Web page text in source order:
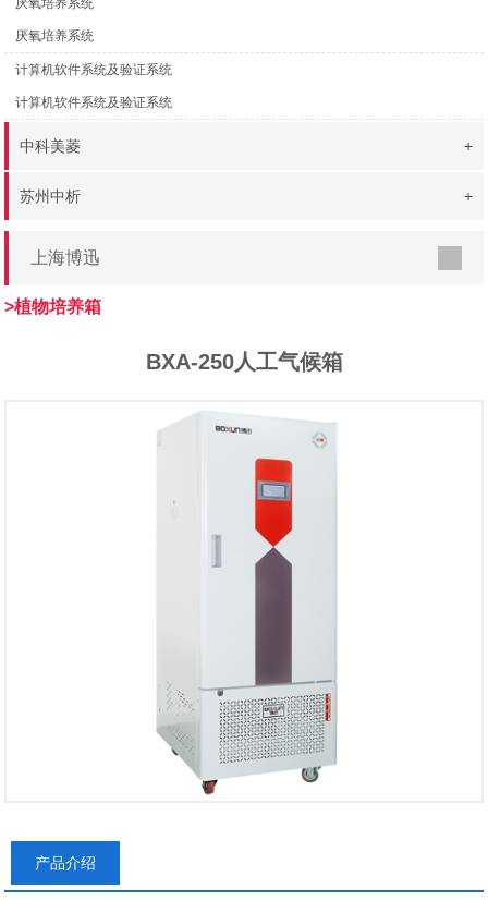
厌氧培养系统
厌氧培养系统
计算机软件系统及验证系统
计算机软件系统及验证系统
中科美菱 +
苏州中析 +
上海博迅
>植物培养箱
BXA-250人工气候箱
产品介绍